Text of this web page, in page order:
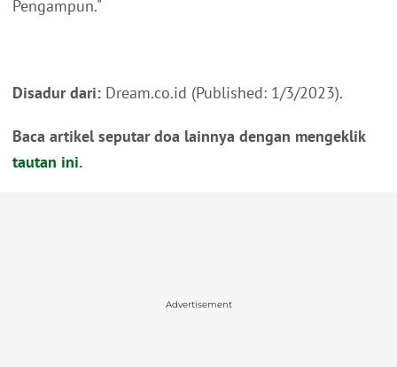
Pengampun."
Disadur dari: Dream.co.id (Published: 1/3/2023).
Baca artikel seputar doa lainnya dengan mengeklik
tautan ini.
Advertisement